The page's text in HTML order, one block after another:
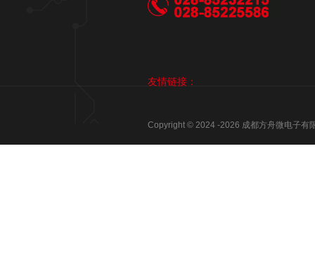
友情链接：
Copyright © 2024 -2026 成都方舟微电子有